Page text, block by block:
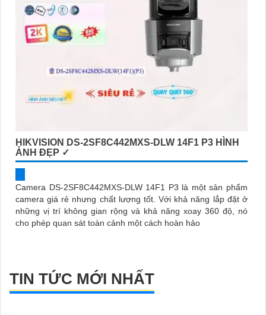
HIKVISION DS-2SF8C442MXS-DLW 14F1 P3 HÌNH
ẢNH ĐẸP ✓
Camera DS-2SF8C442MXS-DLW 14F1 P3 là một sản phẩm
camera giá rẻ nhưng chất lượng tốt. Với khả năng lắp đặt ở
những vị trí không gian rộng và khả năng xoay 360 độ, nó
cho phép quan sát toàn cảnh một cách hoàn hảo
TIN TỨC MỚI NHẤT